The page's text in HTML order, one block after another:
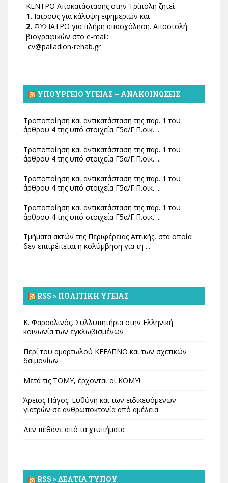
ΚΕΝΤΡΟ Αποκατάστασης στην Τρίπολη ζητεί
1. Ιατρούς για κάλυψη εφημεριών και
2. ΦΥΣΙΑΤΡΟ για πλήρη απασχόληση. Αποστολή
βιογραφικών στο e-mail:
cv@palladion-rehab.gr
ΥΠΟΥΡΓΕΊΟ ΥΓΕΊΑΣ – ΑΝΑΚΟΙΝΏΣΕΙΣ
Τροποποίηση και αντικατάσταση της παρ. 1 του
άρθρου 4 της υπό στοιχεία Γ5α/Γ.Π.οικ. ...
Τροποποίηση και αντικατάσταση της παρ. 1 του
άρθρου 4 της υπό στοιχεία Γ5α/Γ.Π.οικ. ...
Τροποποίηση και αντικατάσταση της παρ. 1 του
άρθρου 4 της υπό στοιχεία Γ5α/Γ.Π.οικ. ...
Τροποποίηση και αντικατάσταση της παρ. 1 του
άρθρου 4 της υπό στοιχεία Γ5α/Γ.Π.οικ. ...
Τμήματα ακτών της Περιφέρειας Αττικής, στα οποία
δεν επιτρέπεται η κολύμβηση για τη ...
RSS » ΠΟΛΙΤΙΚΉ ΥΓΕΊΑΣ
Κ. Φαρσαλινός. Συλλυπητήρια στην Ελληνική
κοινωνία των εγκλωβισμένων
Περί του αμαρτωλού ΚΕΕΛΠΝΟ και των σχετικών
δαιμονίων
Μετά τις ΤΟΜΥ, έρχονται οι ΚΟΜΥ!
Άρειος Πάγος: Ευθύνη και των ειδικευόμενων
γιατρών σε ανθρωποκτονία από αμέλεια
Δεν πέθανε από τα χτυπήματα
RSS » ΔΕΛΤΊΑ ΤΎΠΟΥ